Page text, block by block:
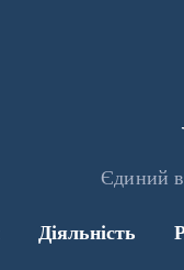
Єдиний
Діяльність